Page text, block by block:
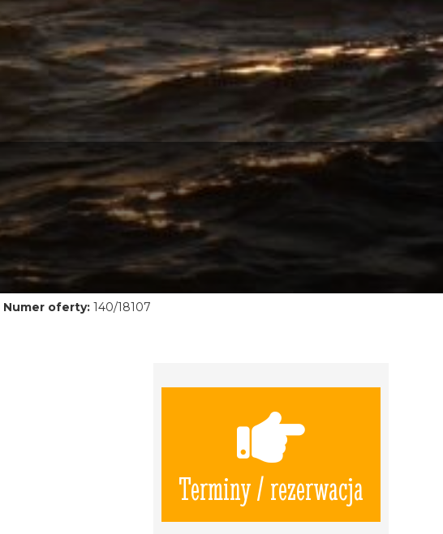
Numer oferty:140/18107
Terminy / rezerwacja